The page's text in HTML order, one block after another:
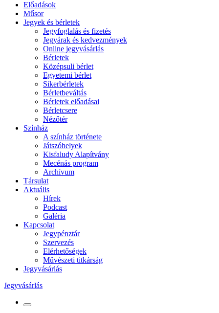
Előadások
Műsor
Jegyek és bérletek
Jegyfoglalás és fizetés
Jegyárak és kedvezmények
Online jegyvásárlás
Bérletek
Középsuli bérlet
Egyetemi bérlet
Sikerbérletek
Bérletbeváltás
Bérletek előadásai
Bérletcsere
Nézőtér
Színház
A színház története
Játszóhelyek
Kisfaludy Alapítvány
Mecénás program
Archívum
Társulat
Aktuális
Hírek
Podcast
Galéria
Kapcsolat
Jegypénztár
Szervezés
Elérhetőségek
Művészeti titkárság
Jegyvásárlás
Jegyvásárlás